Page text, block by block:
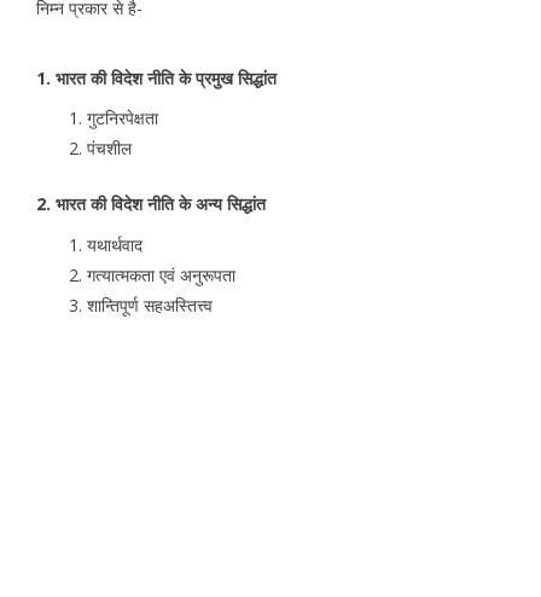
निम्न प्रकार से है-
1. भारत की विदेश नीति के प्रमुख सिद्धांत
गुटनिरपेक्षता
पंचशील
2. भारत की विदेश नीति के अन्य सिद्धांत
यथार्थवाद
गत्यात्मकता एवं अनुरूपता
शान्तिपूर्ण सहअस्तित्त्व